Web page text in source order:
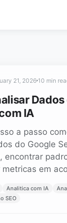
21, 2026 10 min
Dados
IA
a passo
do Google
encontrar
em
Analitica com IA
SEO